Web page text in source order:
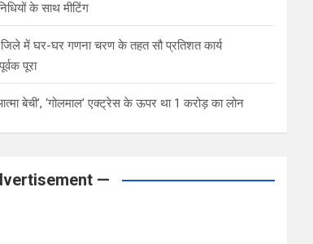
के साथ मीटिंग
में घर-घर गणना चरण के तहत सौ प्रतिशत कार्य
पूरा
बेची’, ‘गोलमाल’ एक्ट्रेस के ऊपर था 1 करोड़ का लोन
—